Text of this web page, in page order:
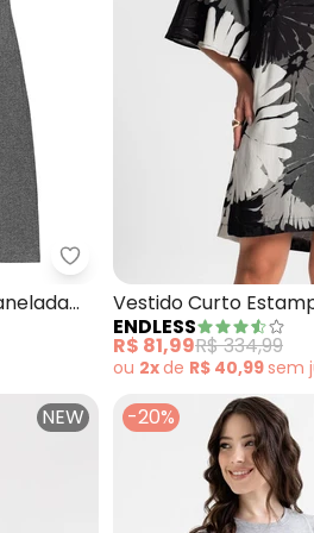
Rovitex - Vestido Curto
Vestido Curto
ENDLESS
R$ 81,99R$ 334,99
ou 2xde R$ 40,99sem
NEW -20%